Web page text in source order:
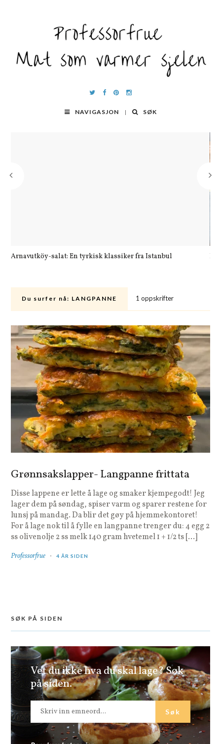
NAVIGASJON SØK
Arnavutköy-salat: En tyrkisk klassiker fra Istanbul
Du surfer nå: LANGPANNE 1 oppskrifter
Grønnsakslapper- Langpanne frittata
Disse lappene er lette å lage og smaker kjempegodt! Jeg
lager dem på søndag, spiser varm og sparer restene for
lunsj på mandag. Da blir det gøy på hjemmekontoret!
For å lage nok til å fylle en langpanne trenger du: 4 egg 2
ss olivenolje 2 ss melk 140 gram hvetemel 1 + 1/2 ts […]
Professorfrue 4 ÅR SIDEN
SØK PÅ SIDEN
Vet du ikke hva du skal lage? Søk
på siden.